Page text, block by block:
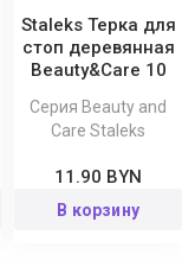
Staleks Терка для
стоп деревянная
Beauty&Care 10
Серия Beauty and
Care Staleks
11.90 BYN
В корзину